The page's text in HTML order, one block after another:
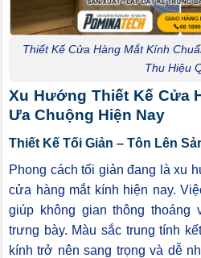
Thiết Kế Cửa Hàng Mắt Kính
Thu Hiệu
Xu Hướng Thiết Kế Cửa
Ưa Chuộng Hiện Nay
Thiết Kế Tối Giản – Tôn Lên
Phong cách tối giản đang là xu
cửa hàng mắt kính hiện nay.
giúp không gian thông thoáng
trưng bày. Màu sắc trung tính
kính trở nên sang trọng và dễ